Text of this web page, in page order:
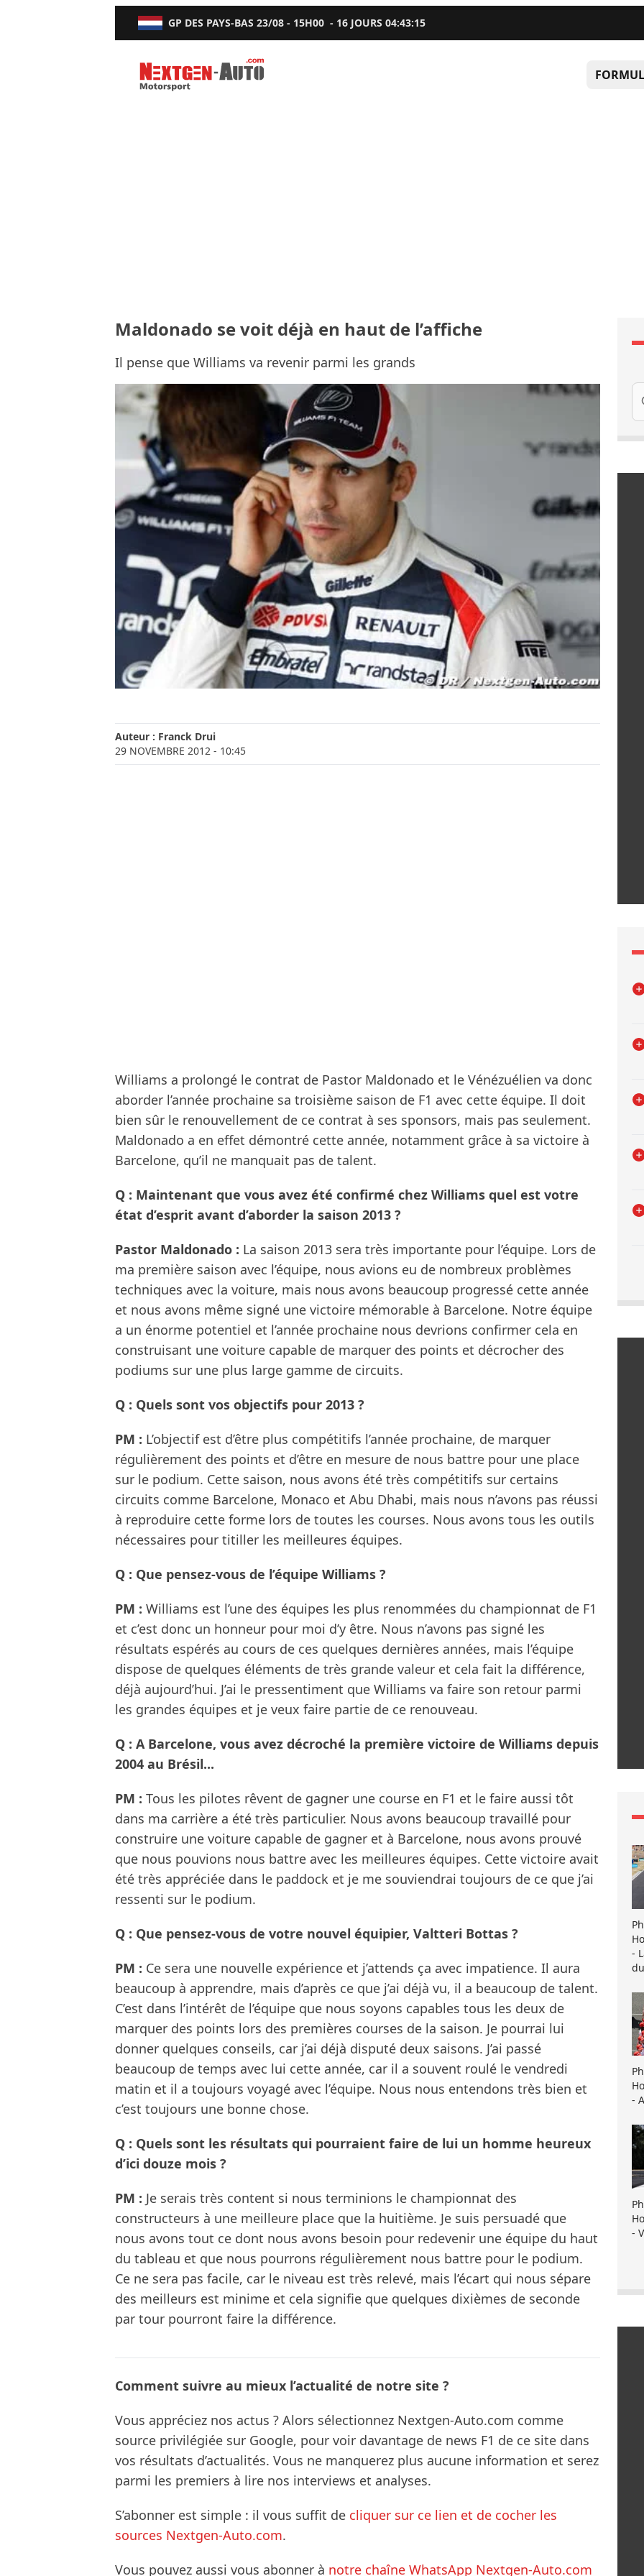
GP DES PAYS-BAS 23/08 - 15H00 - 16 JOURS04:43:15
Nextgen-Auto.com
Maldonado se voit déjà en haut de l’affiche
Il pense que Williams va revenir parmi les grands
Auteur : Franck Drui
29 NOVEMBRE 2012 - 10:45
Williams a prolongé le contrat de Pastor Maldonado et le Vénézuélien va donc
aborder l’année prochaine sa troisième saison de F1 avec cette équipe. Il doit
bien sûr le renouvellement de ce contrat à ses sponsors, mais pas seulement.
Maldonado a en effet démontré cette année, notamment grâce à sa victoire à
Barcelone, qu’il ne manquait pas de talent.
Q : Maintenant que vous avez été confirmé chez Williams quel est votre
état d’esprit avant d’aborder la saison 2013 ?
Pastor Maldonado : La saison 2013 sera très importante pour l’équipe. Lors de
ma première saison avec l’équipe, nous avions eu de nombreux problèmes
techniques avec la voiture, mais nous avons beaucoup progressé cette année
et nous avons même signé une victoire mémorable à Barcelone. Notre équipe
a un énorme potentiel et l’année prochaine nous devrions confirmer cela en
construisant une voiture capable de marquer des points et décrocher des
podiums sur une plus large gamme de circuits.
Q : Quels sont vos objectifs pour 2013 ?
PM : L’objectif est d’être plus compétitifs l’année prochaine, de marquer
régulièrement des points et d’être en mesure de nous battre pour une place
sur le podium. Cette saison, nous avons été très compétitifs sur certains
circuits comme Barcelone, Monaco et Abu Dhabi, mais nous n’avons pas réussi
à reproduire cette forme lors de toutes les courses. Nous avons tous les outils
nécessaires pour titiller les meilleures équipes.
Q : Que pensez-vous de l’équipe Williams ?
PM : Williams est l’une des équipes les plus renommées du championnat de F1
et c’est donc un honneur pour moi d’y être. Nous n’avons pas signé les
résultats espérés au cours de ces quelques dernières années, mais l’équipe
dispose de quelques éléments de très grande valeur et cela fait la différence,
déjà aujourd’hui. J’ai le pressentiment que Williams va faire son retour parmi
les grandes équipes et je veux faire partie de ce renouveau.
Q : A Barcelone, vous avez décroché la première victoire de Williams depuis
2004 au Brésil...
PM : Tous les pilotes rêvent de gagner une course en F1 et le faire aussi tôt
dans ma carrière a été très particulier. Nous avons beaucoup travaillé pour
construire une voiture capable de gagner et à Barcelone, nous avons prouvé
que nous pouvions nous battre avec les meilleures équipes. Cette victoire avait
été très appréciée dans le paddock et je me souviendrai toujours de ce que j’ai
ressenti sur le podium.
Q : Que pensez-vous de votre nouvel équipier, Valtteri Bottas ?
PM : Ce sera une nouvelle expérience et j’attends ça avec impatience. Il aura
beaucoup à apprendre, mais d’après ce que j’ai déjà vu, il a beaucoup de talent.
C’est dans l’intérêt de l’équipe que nous soyons capables tous les deux de
marquer des points lors des premières courses de la saison. Je pourrai lui
donner quelques conseils, car j’ai déjà disputé deux saisons. J’ai passé
beaucoup de temps avec lui cette année, car il a souvent roulé le vendredi
matin et il a toujours voyagé avec l’équipe. Nous nous entendons très bien et
c’est toujours une bonne chose.
Q : Quels sont les résultats qui pourraient faire de lui un homme heureux
d’ici douze mois ?
PM : Je serais très content si nous terminions le championnat des
constructeurs à une meilleure place que la huitième. Je suis persuadé que
nous avons tout ce dont nous avons besoin pour redevenir une équipe du haut
du tableau et que nous pourrons régulièrement nous battre pour le podium.
Ce ne sera pas facile, car le niveau est très relevé, mais l’écart qui nous sépare
des meilleurs est minime et cela signifie que quelques dixièmes de seconde
par tour pourront faire la différence.
Comment suivre au mieux l’actualité de notre site ?
Vous appréciez nos actus ? Alors sélectionnez Nextgen-Auto.com comme
source privilégiée sur Google, pour voir davantage de news F1 de ce site dans
vos résultats d’actualités. Vous ne manquerez plus aucune information et serez
parmi les premiers à lire nos interviews et analyses.
S’abonner est simple : il vous suffit de cliquer sur ce lien et de cocher les
sources Nextgen-Auto.com.
Vous pouvez aussi vous abonner à notre chaîne WhatsApp Nextgen-Auto.com
-
-
-